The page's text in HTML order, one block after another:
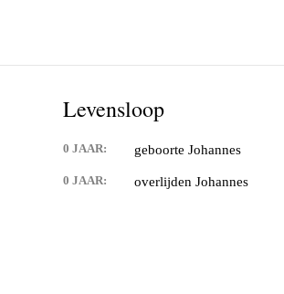
Levensloop
0 JAAR: geboorte Johannes
0 JAAR: overlijden Johannes